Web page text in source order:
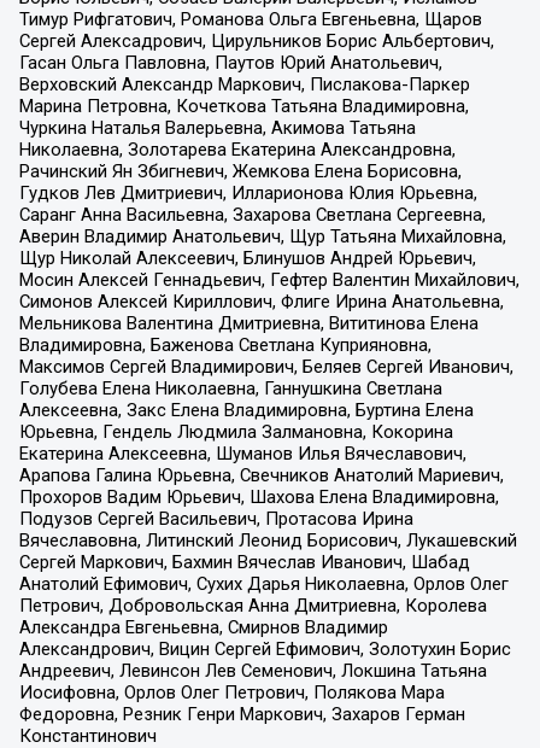
Тимур Рифгатович, Романова Ольга Евгеньевна, Щаров
Сергей Алексадрович, Цирульников Борис Альбертович,
Гасан Ольга Павловна, Паутов Юрий Анатольевич,
Верховский Александр Маркович, Пислакова-Паркер
Марина Петровна, Кочеткова Татьяна Владимировна,
Чуркина Наталья Валерьевна, Акимова Татьяна
Николаевна, Золотарева Екатерина Александровна,
Рачинский Ян Збигневич, Жемкова Елена Борисовна,
Гудков Лев Дмитриевич, Илларионова Юлия Юрьевна,
Саранг Анна Васильевна, Захарова Светлана Сергеевна,
Аверин Владимир Анатольевич, Щур Татьяна Михайловна,
Щур Николай Алексеевич, Блинушов Андрей Юрьевич,
Мосин Алексей Геннадьевич, Гефтер Валентин Михайлович,
Симонов Алексей Кириллович, Флиге Ирина Анатольевна,
Мельникова Валентина Дмитриевна, Вититинова Елена
Владимировна, Баженова Светлана Куприяновна,
Максимов Сергей Владимирович, Беляев Сергей Иванович,
Голубева Елена Николаевна, Ганнушкина Светлана
Алексеевна, Закс Елена Владимировна, Буртина Елена
Юрьевна, Гендель Людмила Залмановна, Кокорина
Екатерина Алексеевна, Шуманов Илья Вячеславович,
Арапова Галина Юрьевна, Свечников Анатолий Мариевич,
Прохоров Вадим Юрьевич, Шахова Елена Владимировна,
Подузов Сергей Васильевич, Протасова Ирина
Вячеславовна, Литинский Леонид Борисович, Лукашевский
Сергей Маркович, Бахмин Вячеслав Иванович, Шабад
Анатолий Ефимович, Сухих Дарья Николаевна, Орлов Олег
Петрович, Добровольская Анна Дмитриевна, Королева
Александра Евгеньевна, Смирнов Владимир
Александрович, Вицин Сергей Ефимович, Золотухин Борис
Андреевич, Левинсон Лев Семенович, Локшина Татьяна
Иосифовна, Орлов Олег Петрович, Полякова Мара
Федоровна, Резник Генри Маркович, Захаров Герман
Константинович